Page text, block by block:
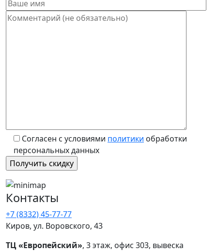
Согласен с условиями политики обработки
персональных данных
Контакты
+7 (8332) 45-77-77
Киров, ул. Воровского, 43
ТЦ «Европейский», 3 этаж, офис 303, вывеска